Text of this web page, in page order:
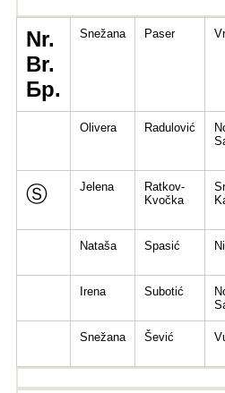
Nr.
Br.
Бр.
Snežana Paser
Olivera Radulović
Ⓢ Jelena
Ratkov-
Kvočka
Nataša Spasić
Irena Subotić
Snežana Šević